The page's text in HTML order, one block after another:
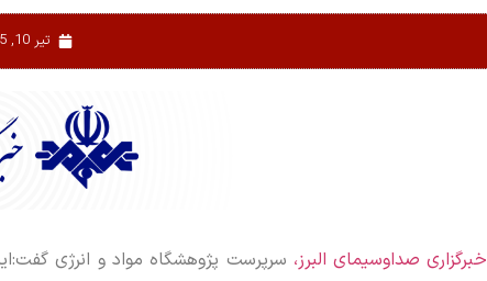
تیر 10, 1405
خبرگزاری صداوسیمای البرز،